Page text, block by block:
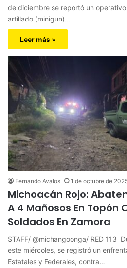
de diciembre se reportó un
artillado (minigun)…
Leer más »
Fernando Avalos 1 de octubre de
Michoacán Rojo:
A 4 Mañosos En Topón
Soldados En Zamora
STAFF/ @michangoonga/ RED 113
este miércoles, se registró un
Estatales y Federales, contra…